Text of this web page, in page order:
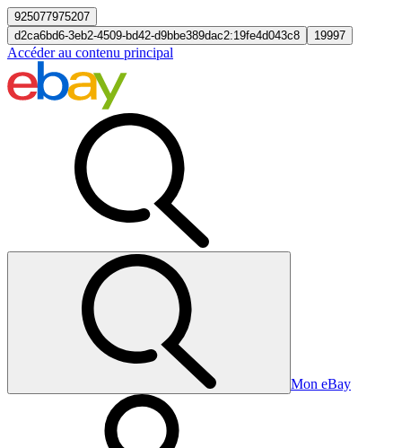
925077975207
d2ca6bd6-3eb2-4509-bd42-d9bbe389dac2:19fe4d043c8
19997
Accéder au contenu principal
Mon eBay